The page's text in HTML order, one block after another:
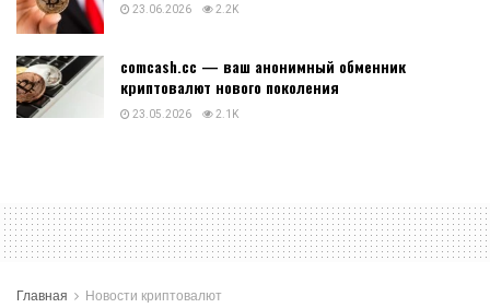
23.06.2026 2.2K
comcash.cc — ваш анонимный обменник
криптовалют нового поколения
23.05.2026 2.1K
Главная Новости криптовалют